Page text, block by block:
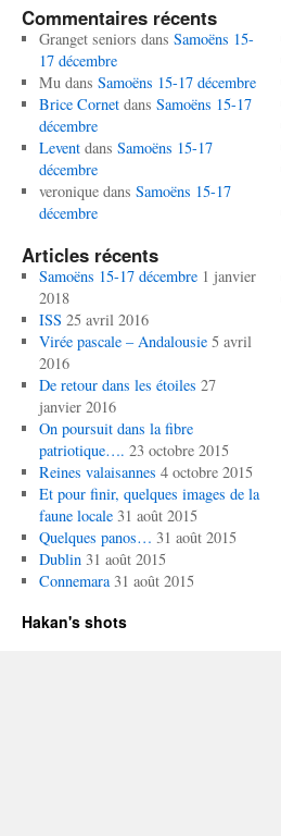
Commentaires récents
Granget seniors dans Samoëns 15-
17 décembre
Mudans Samoëns 15-17 décembre
Brice Cornetdans Samoëns 15-17
décembre
Leventdans Samoëns 15-17
décembre
veroniquedans Samoëns 15-17
décembre
Articles récents
Samoëns 15-17 décembre 1 janvier
2018
ISS 25 avril 2016
Virée pascale – Andalousie 5 avril
2016
De retour dans les étoiles 27
janvier 2016
On poursuit dans la fibre
patriotique…. 23 octobre 2015
Reines valaisannes 4 octobre 2015
Et pour finir, quelques images de la
faune locale 31 août 2015
Quelques panos… 31 août 2015
Dublin 31 août 2015
Connemara 31 août 2015
Hakan's shots